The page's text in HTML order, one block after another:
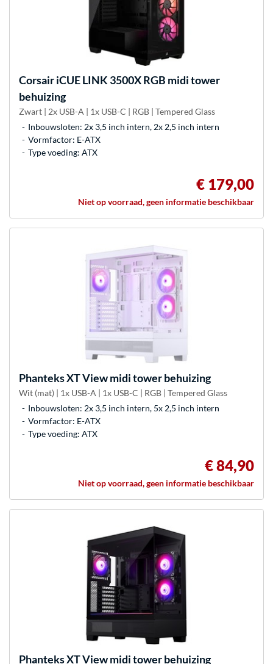
CorsairiCUE LINK 3500X RGB midi tower
behuizing
Zwart | 2x USB-A | 1x USB-C | RGB | Tempered Glass
Inbouwsloten: 2x 3,5 inch intern, 2x 2,5 inch intern
Vormfactor: E-ATX
Type voeding: ATX
€ 179,00
Niet op voorraad, geen informatie beschikbaar
PhanteksXT View midi tower behuizing
Wit (mat) | 1x USB-A | 1x USB-C | RGB | Tempered Glass
Inbouwsloten: 2x 3,5 inch intern, 5x 2,5 inch intern
Vormfactor: E-ATX
Type voeding: ATX
€ 84,90
Niet op voorraad, geen informatie beschikbaar
PhanteksXT View midi tower behuizing